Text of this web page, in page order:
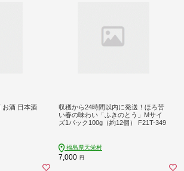
お酒 日本酒
収穫から24時間以内に発送！ほろ苦
い春の味わい「ふきのとう」Mサイ
ズ1パック100g（約12個） F21T-349
福島県天栄村
7,000 円